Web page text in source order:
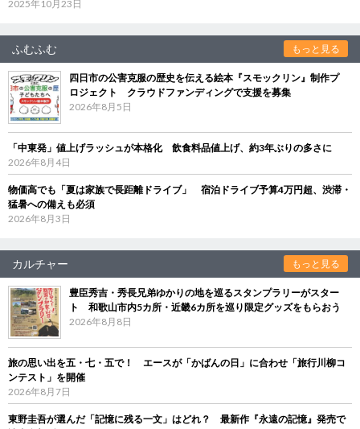
2025年10月23日
ふむふむ もっと見る
四日市の公害克服の歴史を伝える絵本『スモックリン』制作プ
ロジェクト クラウドファンディングで支援を募集
2026年8月5日
「中東発」値上げラッシュが本格化 飲食料品値上げ、約3年ぶりの多さに
2026年8月4日
物価高でも「夏は家族で長距離ドライブ」 宿泊ドライブ予算4万円超、渋滞・
猛暑への備えも必須
2026年8月3日
カルチャー もっと見る
豊臣秀吉・秀長兄弟ゆかりの地を巡るスタンプラリーがスター
ト 和歌山市内5カ所・近畿6カ所を巡り限定グッズをもらおう
2026年8月8日
旅の思い出を五・七・五で！ エースが「かばんの日」に合わせ「旅行川柳コ
ンテスト」を開催
2026年8月7日
東野圭吾が選んだ「記憶に残る一文」はどれ？ 最新作『永遠の記憶』発売で